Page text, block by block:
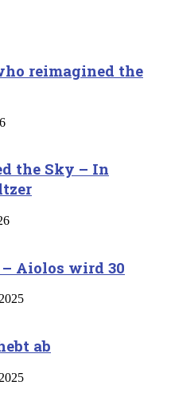
reimagined the
the Sky – In
Aiolos wird 30
ab